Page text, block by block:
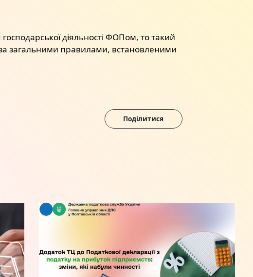
діяльності ФОПом, то такий
загальними правилами, встановленими
Поділитися